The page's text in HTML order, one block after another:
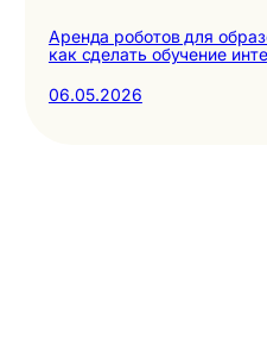
Аренда роботов для
как сделать обучение
06.05.2026